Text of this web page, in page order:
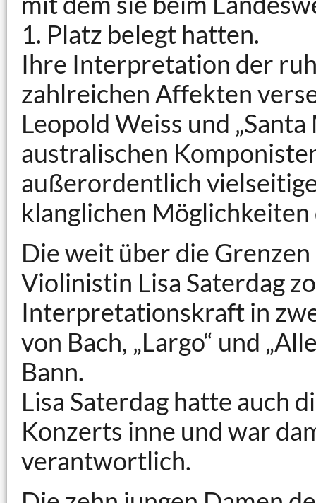
1. Platz belegt hatten.
Ihre Interpretation der
zahlreichen Affekten
Leopold Weiss und
australischen
außerordentlich
klanglichen
Die weit über die
Violinistin Lisa Saterdag
Interpretationskraft in
von Bach, „Largo“ und
Bann.
Lisa Saterdag hatte auch
Konzerts inne und war
verantwortlich.